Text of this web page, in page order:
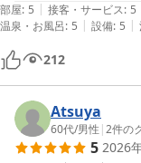
ここのすき焼きはとて
ができました。うれしか
マグネット集めが趣味
くださった宿主さん。
部屋: 5 | 接客・サービス: 5
温泉・お風呂: 5 | 設備: 5 |
212
Atsuya
60代/男性 |2件の
5 2026